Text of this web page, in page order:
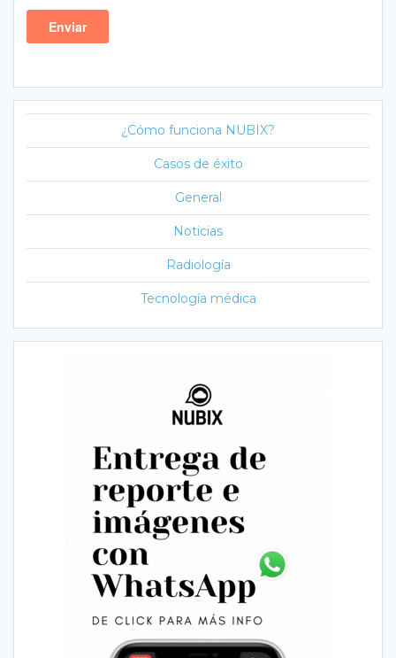
¿Cómo funciona NUBIX?
Casos de éxito
General
Noticias
Radiología
Tecnología médica